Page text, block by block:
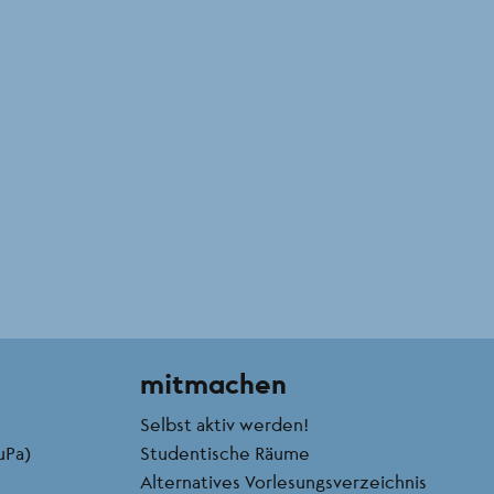
mitmachen
Selbst aktiv werden!
Studentische Räume
Alternatives Vorlesungsverzeichnis